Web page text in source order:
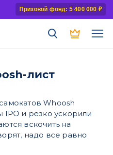
Призовой фонд: 5 400 000 ₽
лист
Whoosh
IPO и резко ускорили
вскочить на
надо все равно